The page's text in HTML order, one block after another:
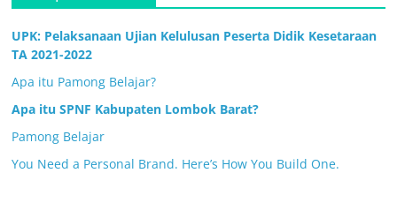
UPK: Pelaksanaan Ujian Kelulusan Peserta Didik Kesetaraan
TA 2021-2022
Apa itu Pamong Belajar?
Apa itu SPNF Kabupaten Lombok Barat?
Pamong Belajar
You Need a Personal Brand. Here’s How You Build One.